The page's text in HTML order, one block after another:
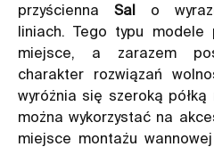
przyścienna Sal o
liniach. Tego typu modele
miejsce, a zarazem
charakter rozwiązań
wyróżnia się szeroką półką
można wykorzystać na
miejsce montażu